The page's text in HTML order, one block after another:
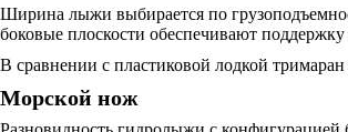
Ширина лыжи выбирается по
боковые плоскости обеспечивают поддержку
В сравнении с пластиковой лодкой
Морской нож